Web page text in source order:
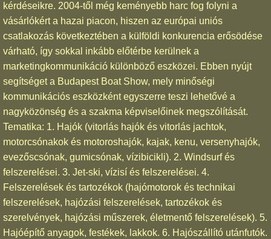
kérdéseikre. 2004-től még keményebb harc fog folyni a
vásárlókért a hazai piacon, hiszen az európai uniós
csatlakozás következtében a külföldi konkurencia erősödése
várható, így sokkal inkább előtérbe kerülnek a
marketingkommunikáció különböző eszközei. Ebben nyújt
segítséget a Budapest Boat Show, mely minőségi
kommunikációs eszközként egyszerre teszi lehetővé a
nagyközönség és a szakma képviselőinek megszólítását.
Tematika: 1. Hajók (vitorlás hajók és vitorlás jachtok,
motorcsónakok és motoroshajók, kajak, kenu, versenyhajók,
evezőscsónak, gumicsónak, vízibicikli). 2. Windsurf és
felszerelései. 3. Jet-ski, vízisí és felszerelései. 4.
Felszerelések és tartozékok (hajómotorok és technikai
felszerelések, hajózási felszerelések, tartozékok és
szerelvények, hajózási műszerek, életmentő felszerelések). 5.
Hajóépítő anyagok, festékek, lakkok. 6. Hajószállító utánfutók.